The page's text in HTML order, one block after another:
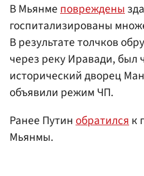
В Мьянмеповреждены
госпитализированы
В результате толчков
через реку Иравади, был
исторический дворец
объявили режим ЧП.
Ранее Путинобратилсяк
Мьянмы.